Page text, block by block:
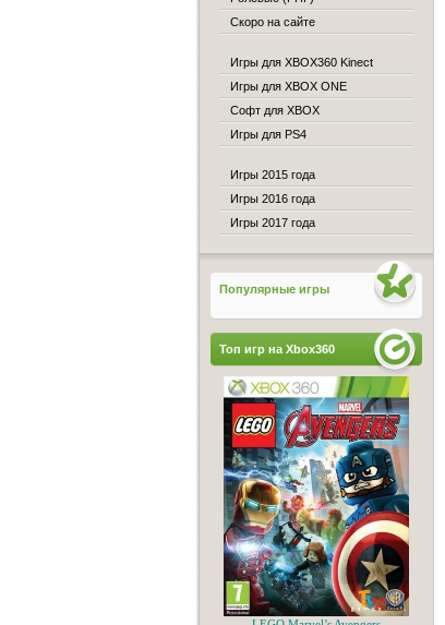
Скоро на сайте
Игры для XBOX360 Kinect
Игры для XBOX ONE
Софт для XBOX
Игры для PS4
Игры 2015 года
Игры 2016 года
Игры 2017 года
Популярные игры
Топ игр на Xbox360